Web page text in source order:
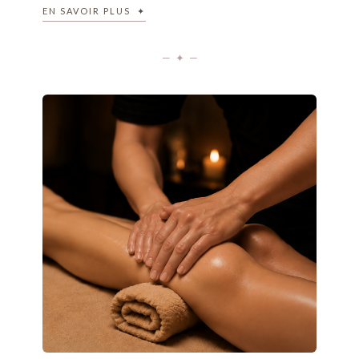
EN SAVOIR PLUS ✦
— ✦ —
✦ LE SOIN
Le Massage Sportif est conçu pour accompagner le corps
avant ou après un effort physique, mais également pour
toutes les personnes souffrant de tensions musculaires liées
au quotidien.
Grâce à des manœuvres profondes, ciblées et adaptées à vos
besoins, il aide à dénouer les tensions, assouplir les muscles et
favoriser une meilleure récupération.
Que vous soyez sportif régulier, occasionnel ou simplement
sujet aux contractures, ce soin procure une agréable
sensation de relâchement tout en redonnant confort et
souplesse au corps.
Chaque séance est adaptée selon vos attentes et les zones qui
nécessitent une attention particulière.
SOIN SPORTIF